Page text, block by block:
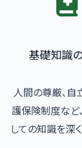
基礎知識
人間の尊厳、自
護保険制度など
しての知識を深